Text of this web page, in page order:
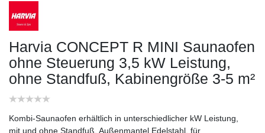
Harvia CONCEPT R MINI Saunaofen
ohne Steuerung 3,5 kW Leistung,
ohne Standfuß, Kabinengröße 3-5 m²
Kombi-Saunaofen erhältlich in unterschiedlicher kW Leistung,
mit und ohne Standfuß, Außenmantel Edelstahl, für